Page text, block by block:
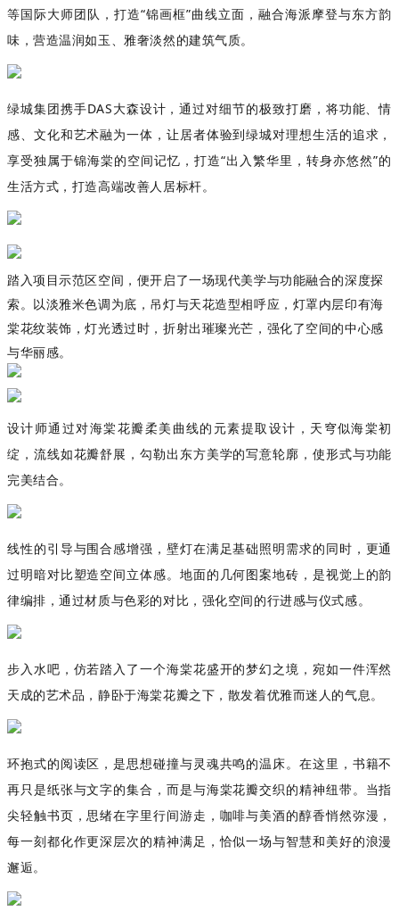
等国际大师团队，打造“锦画框”曲线立面，融合海派摩登与东方韵
味，营造温润如玉、雅奢淡然的建筑气质。
绿城集团携手DAS大森设计，通过对细节的极致打磨，将功能、情
感、文化和艺术融为一体，让居者体验到绿城对理想生活的追求，
享受独属于锦海棠的空间记忆，打造“出入繁华里，转身亦悠然”的
生活方式，打造高端改善人居标杆。
踏入项目示范区空间，便开启了一场现代美学与功能融合的深度探
索。以淡雅米色调为底，吊灯与天花造型相呼应，灯罩内层印有海
棠花纹装饰，灯光透过时，折射出璀璨光芒，强化了空间的中心感
与华丽感。
设计师通过对海棠花瓣柔美曲线的元素提取设计，天穹似海棠初
绽，流线如花瓣舒展，勾勒出东方美学的写意轮廓，使形式与功能
完美结合。
线性的引导与围合感增强，壁灯在满足基础照明需求的同时，更通
过明暗对比塑造空间立体感。地面的几何图案地砖，是视觉上的韵
律编排，通过材质与色彩的对比，强化空间的行进感与仪式感。
步入水吧，仿若踏入了一个海棠花盛开的梦幻之境，宛如一件浑然
天成的艺术品，静卧于海棠花瓣之下，散发着优雅而迷人的气息。
环抱式的阅读区，是思想碰撞与灵魂共鸣的温床。在这里，书籍不
再只是纸张与文字的集合，而是与海棠花瓣交织的精神纽带。当指
尖轻触书页，思绪在字里行间游走，咖啡与美酒的醇香悄然弥漫，
每一刻都化作更深层次的精神满足，恰似一场与智慧和美好的浪漫
邂逅。